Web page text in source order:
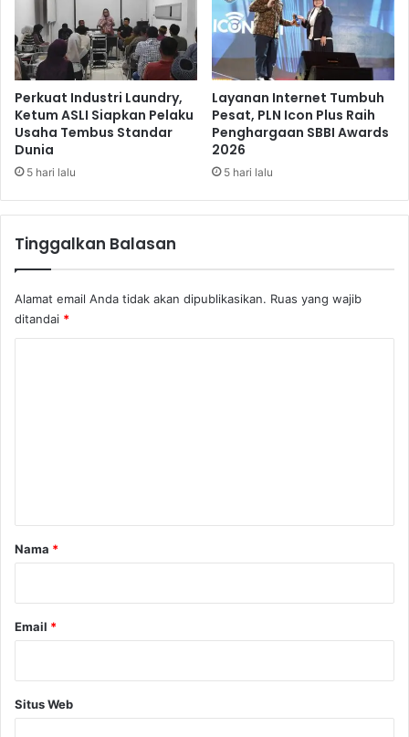
m
b
a
l
i
M
e
n
t
a
t
i
P
a
s
a
r
s
K
b
i
j
r
Perkuat Industri Laundry,
Ketum ASLI Siapkan Pelaku
Usaha Tembus Standar
Dunia
5 hari lalu
Layanan Internet Tumbuh
Pesat, PLN Icon Plus Raih
Penghargaan SBBI Awards
2026
5 hari lalu
Tinggalkan Balasan
Alamat email Anda tidak akan dipublikasikan. Ruas yang wajib
ditandai *
r
Nama *
Email *
Situs Web